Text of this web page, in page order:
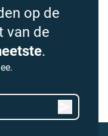
op de
van de
.